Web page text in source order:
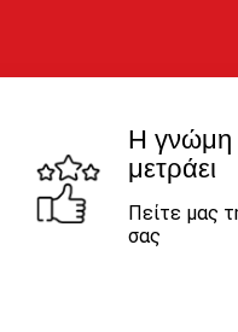
Η γνώμη
μετράει
Πείτε μας
σας